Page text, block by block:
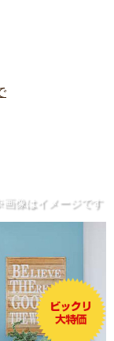
画像はイメージです